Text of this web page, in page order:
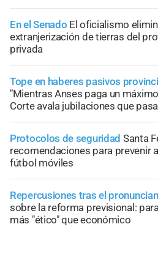
En el Senado El oficialismo
extranjerización de tierras del
privada
Tope en haberes pasivos
"Mientras Anses paga un
Corte avala jubilaciones que
Protocolos de seguridad Santa
recomendaciones para prevenir
fútbol móviles
Repercusiones tras el
sobre la reforma previsional:
más "ético" que económico